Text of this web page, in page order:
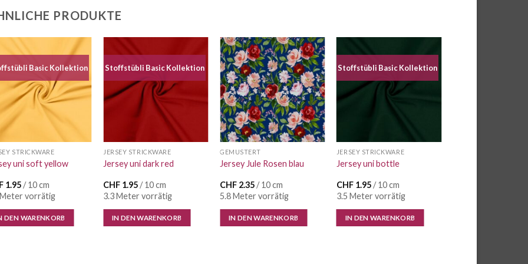
PRODUKTE
Basic Kollektion
Auf die
Wunschliste
STRICKWARE
uni soft yellow
1.95/ 10 cm
vorrätig
DEN WARENKORB
Stoffstübli Basic Kollektion
Auf die
JERSEY STRICKWARE
Jersey uni dark red
CHF 1.95/ 10 cm
3.3 Meter vorrätig
IN DEN WARENKORB
Auf die
Wunschliste
GEMUSTERT
Jersey Jule Rosen blau
CHF 2.35/ 10 cm
5.8 Meter vorrätig
IN DEN WARENKORB
Stoffstübli Basic Kollektion
Auf die
JERSEY STRICKWARE
Jersey uni bottle
CHF1.95/ 10 cm
3.5 Meter vorrätig
IN DEN WARENKORB